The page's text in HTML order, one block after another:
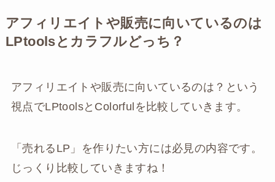
アフィリエイトや販売に向いているのは
LPtoolsとカラフルどっち？
アフィリエイトや販売に向いているのは？という
視点でLPtoolsとColorfulを比較していきます。
「売れるLP」を作りたい方には必見の内容です。
じっくり比較していきますね！